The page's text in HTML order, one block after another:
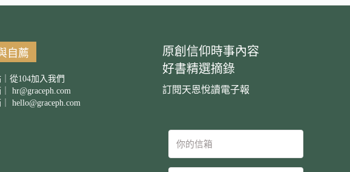
自薦
從104加入我們
hr@graceph.com
hello@graceph.com
原創信仰時事內容
好書精選摘錄
訂閱天恩悅讀電子報